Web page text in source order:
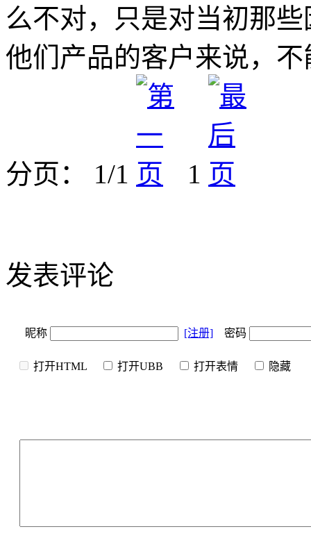
么不对，只是对当初那
他们产品的客户来说，
分页： 1/1 1
发表评论
昵称 [注册] 密码
打开HTML 打开UBB 打开表情 隐